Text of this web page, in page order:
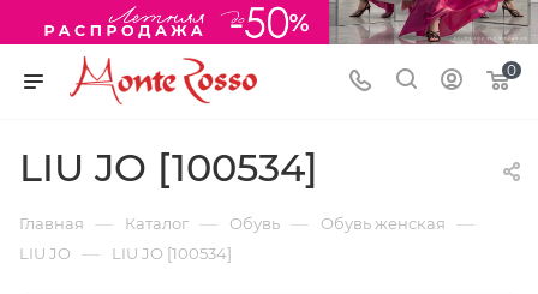
0
LIU JO [100534]
Главная — Каталог — Обувь — Обувь женская —
LIU JO — LIU JO [100534]